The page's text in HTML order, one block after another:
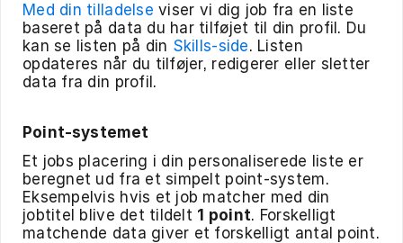
Med din tilladelse viser vi dig job fra en liste
baseret på data du har tilføjet til din profil. Du
kan se listen på din Skills-side. Listen
opdateres når du tilføjer, redigerer eller sletter
data fra din profil.
Point-systemet
Et jobs placering i din personaliserede liste er
beregnet ud fra et simpelt point-system.
Eksempelvis hvis et job matcher med din
jobtitel blive det tildelt 1 point. Forskelligt
matchende data giver et forskelligt antal point.